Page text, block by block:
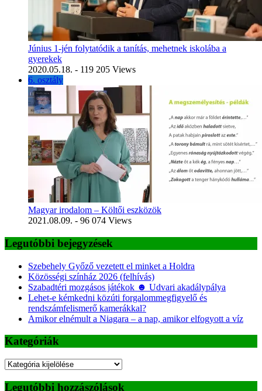
Június 1-jén folytatódik a tanítás, mehetnek iskolába a
gyerekek
2020.05.18. - 119 205 Views
6. osztály
Magyar irodalom – Költői eszközök
2021.08.09. - 96 074 Views
Legutóbbi bejegyzések
Szebehely Győző vezetett el minket a Holdra
Közösségi színház 2026 (felhívás)
Szabadtéri mozgásos játékok ☻ Udvari akadálypálya
Lehet-e kémkedni közúti forgalommegfigyelő és
rendszámfelismerő kamerákkal?
Amikor elnémult a Niagara – a nap, amikor elfogyott a víz
Kategóriák
Kategóriák
Legutóbbi hozzászólások